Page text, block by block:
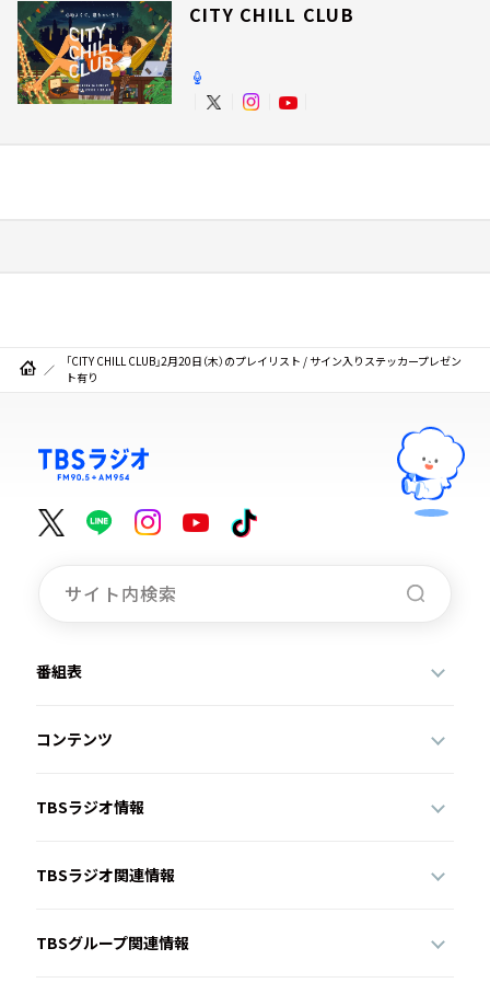
CITY CHILL CLUB
「CITY CHILL CLUB」2月20日（木）のプレイリスト / サイン入りステッカープレゼン
ト有り
番組表
コンテンツ
TBSラジオ情報
TBSラジオ関連情報
TBSグループ関連情報